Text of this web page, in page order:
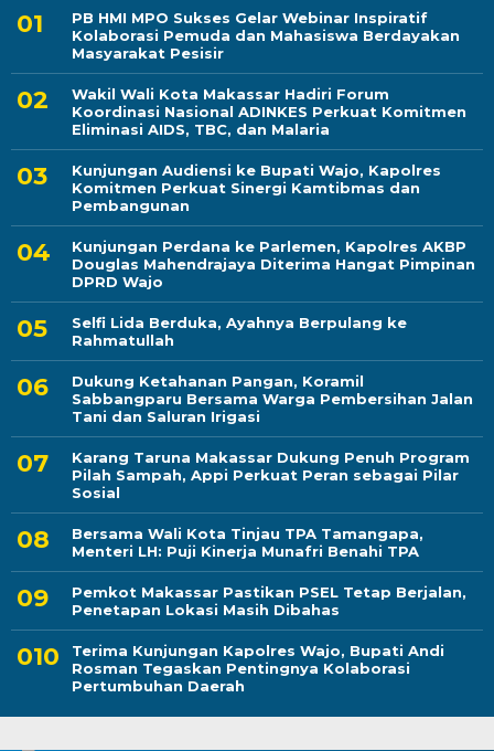
PB HMI MPO Sukses Gelar Webinar Inspiratif
Kolaborasi Pemuda dan Mahasiswa Berdayakan
Masyarakat Pesisir
Wakil Wali Kota Makassar Hadiri Forum
Koordinasi Nasional ADINKES Perkuat Komitmen
Eliminasi AIDS, TBC, dan Malaria
Kunjungan Audiensi ke Bupati Wajo, Kapolres
Komitmen Perkuat Sinergi Kamtibmas dan
Pembangunan
Kunjungan Perdana ke Parlemen, Kapolres AKBP
Douglas Mahendrajaya Diterima Hangat Pimpinan
DPRD Wajo
Selfi Lida Berduka, Ayahnya Berpulang ke
Rahmatullah
Dukung Ketahanan Pangan, Koramil
Sabbangparu Bersama Warga Pembersihan Jalan
Tani dan Saluran Irigasi
Karang Taruna Makassar Dukung Penuh Program
Pilah Sampah, Appi Perkuat Peran sebagai Pilar
Sosial
Bersama Wali Kota Tinjau TPA Tamangapa,
Menteri LH: Puji Kinerja Munafri Benahi TPA
Pemkot Makassar Pastikan PSEL Tetap Berjalan,
Penetapan Lokasi Masih Dibahas
Terima Kunjungan Kapolres Wajo, Bupati Andi
Rosman Tegaskan Pentingnya Kolaborasi
Pertumbuhan Daerah